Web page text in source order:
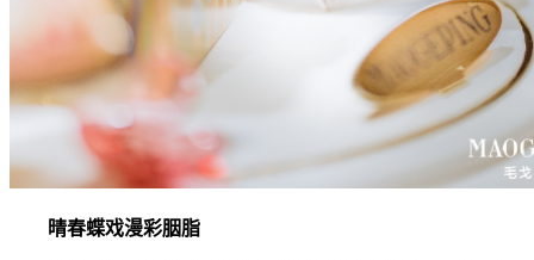
晴春蝶戏漫彩胭脂